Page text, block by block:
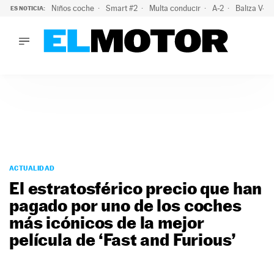
ES NOTICIA: Niños coche Smart #2 Multa conducir A-2 Baliza V-
PODCAST
MOTOS
TECNOLOGÍA
SUPERCOCHES
MOTORTV
PREMIOS
ACTUALIDAD
El estratosférico precio que han
pagado por uno de los coches
más icónicos de la mejor
película de ‘Fast and Furious’